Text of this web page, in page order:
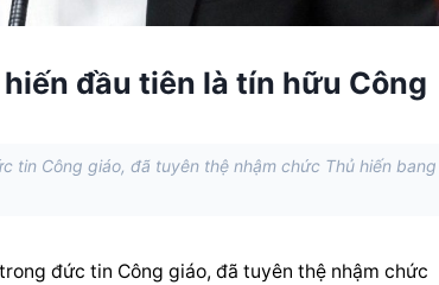
đầu tiên là tín hữu Công
tin Công giáo, đã tuyên thệ nhậm chức Thủ hiến bang
trong đức tin Công giáo, đã tuyên thệ nhậm chức